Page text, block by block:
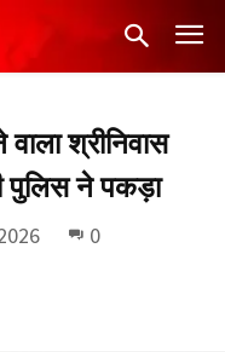
श्रीनिवास
पुलिस ने पकड़ा
0